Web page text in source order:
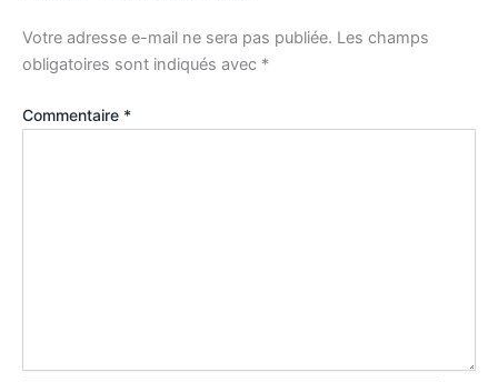
Votre adresse e-mail ne sera pas publiée. Les champs
obligatoires sont indiqués avec *
Commentaire *